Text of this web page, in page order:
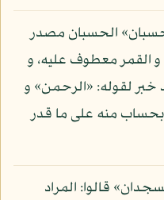
الحسبان مصدر
القمر معطوف عليه، و
خبر لقوله: «الرحمن» و
بحساب منه على ما قدر
قالوا: المراد